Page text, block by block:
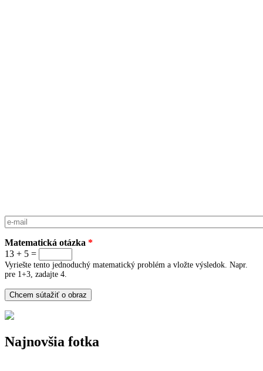
E-mail
Matematická otázka *
13 + 5 =
Vyriešte tento jednoduchý matematický problém a vložte výsledok. Napr.
pre 1+3, zadajte 4.
Najnovšia fotka